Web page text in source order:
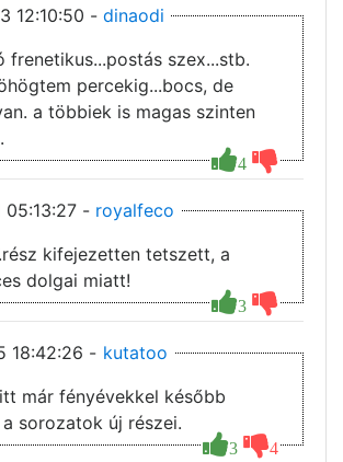
12:10:50 - dinaodi
4
frenetikus...postás szex...stb.
percekig...bocs, de
a többiek is magas szinten
05:13:27 - royalfeco
3
kifejezetten tetszett, a
püspök vicces dolgai miatt!
18:42:26 - kutatoo
3 4
már fényévekkel később
sorozatok új részei.